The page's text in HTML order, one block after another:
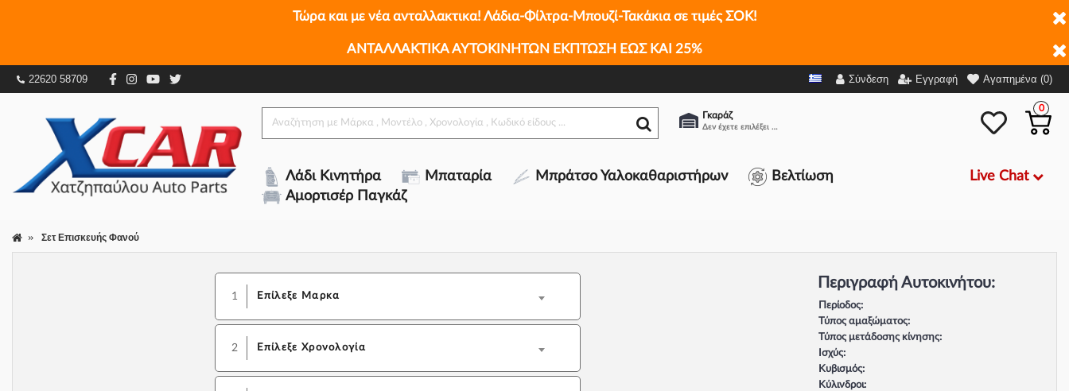
Τώρα και με νέα ανταλλακτικα! Λάδια-Φίλτρα-Μπουζί-Τακάκια σε τιμές ΣΟΚ!
ΑΝΤΑΛΛΑΚΤΙΚΑ ΑΥΤΟΚΙΝΗΤΩΝ ΕΚΠΤΩΣΗ ΕΩΣ ΚΑΙ 25%
22620 58709 Σύνδεση Εγγραφή Αγαπημένα (0)
Γκαράζ
Δεν έχετε επιλέξει αμάξι.
0
Λάδι Κινητήρα Μπαταρία Μπράτσο Υαλοκαθαριστήρων
Βελτίωση
Αμορτισέρ Παγκάζ
Live Chat
Σετ Επισκευής Φανού
1 Επίλεξε Μαρκα
2 Επίλεξε Χρονολογία
Περιγραφή Αυτοκινήτου:
Περίοδος:
Τύπος αμαξώματος:
Τύπος μετάδοσης κίνησης:
Ισχύς:
Κυβισμός:
Κύλινδροι: